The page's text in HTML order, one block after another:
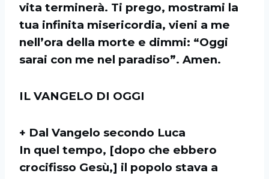
vita terminerà. Ti prego, mostrami la
tua infinita misericordia, vieni a me
nell’ora della morte e dimmi: “Oggi
sarai con me nel paradiso”. Amen.
IL VANGELO DI OGGI
+ Dal Vangelo secondo Luca
In quel tempo, [dopo che ebbero
crocifisso Gesù,] il popolo stava a